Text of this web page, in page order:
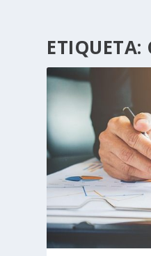
ETIQUETA: